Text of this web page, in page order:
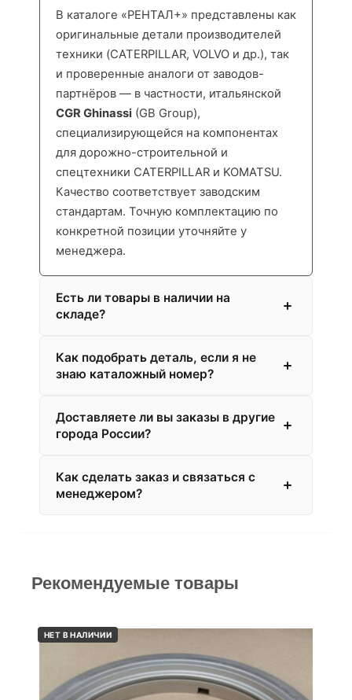
В каталоге «РЕНТАЛ+» представлены как
оригинальные детали производителей
техники (CATERPILLAR, VOLVO и др.), так
и проверенные аналоги от заводов-
партнёров — в частности, итальянской
CGR Ghinassi (GB Group),
специализирующейся на компонентах
для дорожно-строительной и
спецтехники CATERPILLAR и KOMATSU.
Качество соответствует заводским
стандартам. Точную комплектацию по
конкретной позиции уточняйте у
менеджера.
Есть ли товары в наличии на
складе?
Как подобрать деталь, если я не
знаю каталожный номер?
Доставляете ли вы заказы в другие
города России?
Как сделать заказ и связаться с
менеджером?
Рекомендуемые товары
НЕТ В НАЛИЧИИ